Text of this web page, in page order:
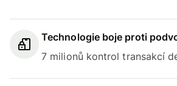
Technologie boje proti
7 milionů kontrol transakcí